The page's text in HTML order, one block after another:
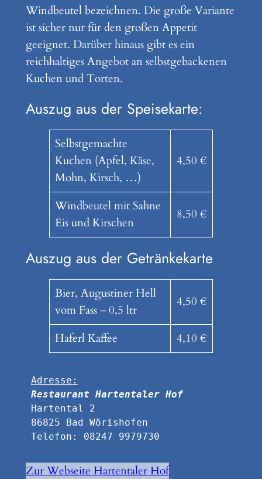
Windbeutel bezeichnen. Die große Variante
ist sicher nur für den großen Appetit
geeignet. Darüber hinaus gibt es ein
reichhaltiges Angebot an selbstgebackenen
Kuchen und Torten.
Auszug aus der Speisekarte:
Selbstgemachte
Kuchen (Apfel, Käse,
Mohn, Kirsch, …)
4,50 €
Windbeutel mit Sahne
Eis und Kirschen
8,50 €
Auszug aus der Getränkekarte
Bier, Augustiner Hell
vom Fass – 0,5 ltr
4,50 €
Haferl Kaffee 4,10 €
Adresse:
Restaurant Hartentaler Hof
Hartental 2
86825 Bad Wörishofen
Telefon: 08247 9979730
Zur Webseite Hartentaler Hof